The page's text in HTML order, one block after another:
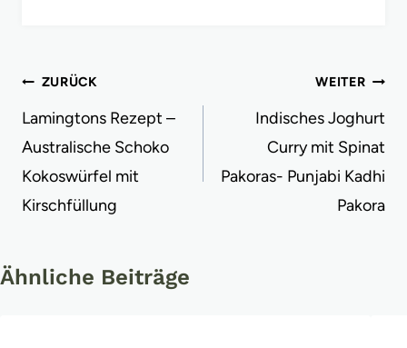
Beitragsnavigation
ZURÜCK
Lamingtons Rezept –
Australische Schoko
Kokoswürfel mit
Kirschfüllung
WEITER
Indisches Joghurt
Curry mit Spinat
Pakoras- Punjabi Kadhi
Pakora
Ähnliche Beiträge